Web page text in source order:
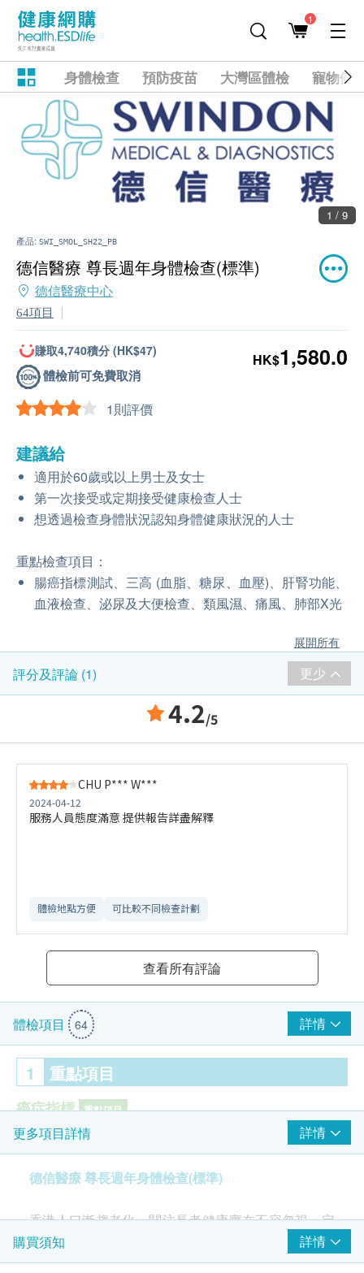
1
身體檢查 預防疫苗 大灣區體檢 寵物健
1 / 9
產品: SWI_SMOL_SH22_PB
德信醫療 尊長週年身體檢查(標準)
德信醫療中心
64項目
賺取4,740積分 (HK$47)
體檢前可免費取消
1則評價
HK$1,580.0
建議給
適用於60歲或以上男士及女士
第一次接受或定期接受健康檢查人士
想透過檢查身體狀況認知身體健康狀況的人士
重點檢查項目：
腸癌指標測試、三高 (血脂、糖尿、血壓)、肝腎功能、
血液檢查、泌尿及大便檢查、類風濕、痛風、肺部X光
展開所有
評分及評論 (1) 更少
4.2/5
CHU P*** W***
2024-04-12
服務人員態度滿意 提供報告詳盡解釋
體檢地點方便 可比較不同檢查計劃
查看所有評論
體檢項目 64 詳情
1 重點項目
癌症指標 重點項目
癌胚抗原 (腸癌)
肺功能 重點項目
2 基本項目
更多項目詳情 詳情
德信醫療 尊長週年身體檢查(標準)
香港人口漸趨老化，關注長者健康實在不容忽視。定
期檢查身體，除了能增強個人健康意識、令長期病患
者病情得以控制外；更能夠從中及早發現疾病先兆，
購買須知 詳情